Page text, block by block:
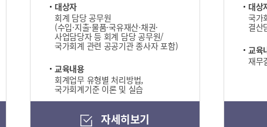
대상자
회계 담당 공무원
(수입·지출·물품·국유재산·채권·
사업담당자 등 회계 담당 공무원/
국가회계 관련 공공기관 종사자 포함)
교육내용
회계업무 유형별 처리방법,
국가회계기준 이론 및 실습
자세히보기
대상
국가
결산
교육
재무